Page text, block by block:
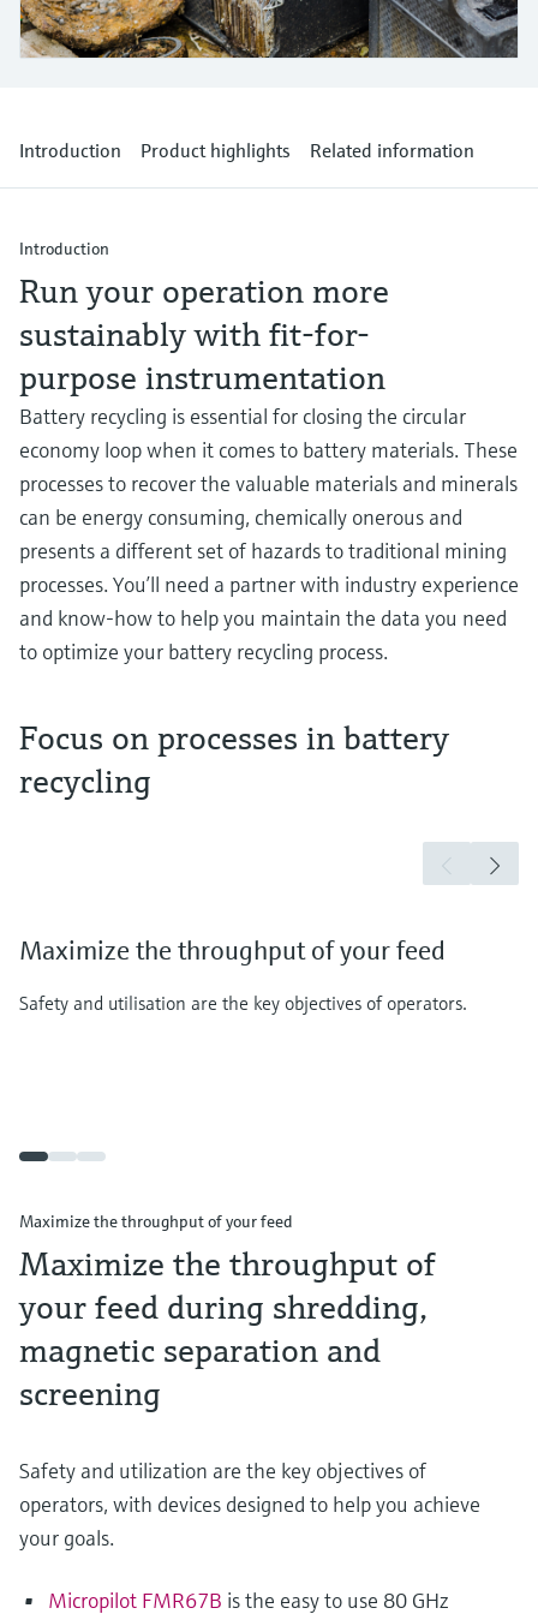
Device Viewer
Spare parts finder
Find spare parts by product root, order code,
Medição de nível com pressão
Tecnologia Memosens
do processo para tomada de
decisões
Introduction Product highlights Related information
Introduction
Run your operation more
sustainably with fit-for-
purpose instrumentation
Battery recycling is essential for closing the circular
economy loop when it comes to battery materials. These
processes to recover the valuable materials and minerals
can be energy consuming, chemically onerous and
presents a different set of hazards to traditional mining
processes. You’ll need a partner with industry experience
and know-how to help you maintain the data you need
to optimize your battery recycling process.
Focus on processes in battery
recycling
Maximize the throughput of your feed
Safety and utilisation are the key objectives of operators.
Maximize the throughput of your feed
Maximize the throughput of
your feed during shredding,
magnetic separation and
screening
Safety and utilization are the key objectives of
operators, with devices designed to help you achieve
your goals.
Micropilot FMR67B is the easy to use 80 GHz